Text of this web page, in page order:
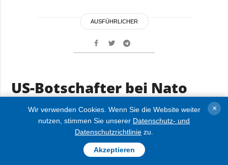
AUSFÜHRLICHER
US-Botschafter bei Nato
bezweifelt Behauptungen
des Kremls zum
angeblichen „Angriff auf
Putins Residenz“
Wir verwenden Cookies. Wenn Sie die Website weiter
nutzen, stimmen Sie unserer Datenschutz- und
Datenschutzrichtlinie zu.
Akzeptieren
×